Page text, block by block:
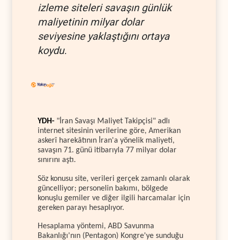
izleme siteleri savaşın günlük
maliyetinin milyar dolar
seviyesine yaklaştığını ortaya
koydu.
YDH- "İran Savaşı Maliyet Takipçisi" adlı
internet sitesinin verilerine göre, Amerikan
askerî harekâtının İran'a yönelik maliyeti,
savaşın 71. günü itibarıyla 77 milyar dolar
sınırını aştı.
Söz konusu site, verileri gerçek zamanlı olarak
güncelliyor; personelin bakımı, bölgede
konuşlu gemiler ve diğer ilgili harcamalar için
gereken parayı hesaplıyor.
Hesaplama yöntemi, ABD Savunma
Bakanlığı'nın (Pentagon) Kongre'ye sunduğu